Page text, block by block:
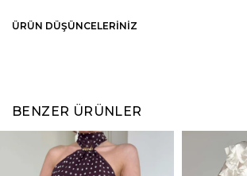
ÜRÜN DÜŞÜNCELERINIZ
BENZER ÜRÜNLER